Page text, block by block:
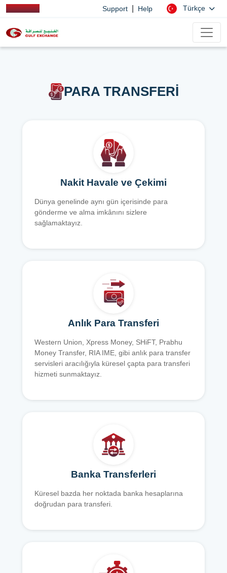
Support Help Türkçe
PARA TRANSFERİ
Nakit Havale ve Çekimi
Dünya genelinde aynı gün içerisinde para
gönderme ve alma imkânını sizlere
sağlamaktayız.
Anlık Para Transferi
Western Union, Xpress Money, SHiFT, Prabhu
Money Transfer, RIA IME, gibi anlık para transfer
servisleri aracılığıyla küresel çapta para transferi
hizmeti sunmaktayız.
Banka Transferleri
Küresel bazda her noktada banka hesaplarına
doğrudan para transferi.